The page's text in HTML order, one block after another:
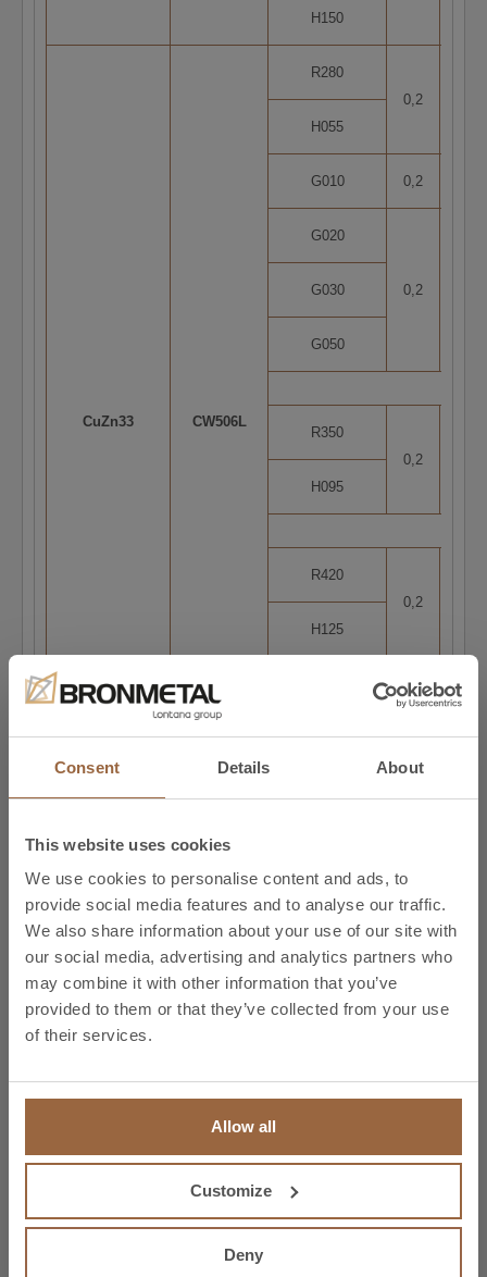
Consent Details About
This website uses cookies
We use cookies to personalise content and ads, to
provide social media features and to analyse our traffic.
We also share information about your use of our site with
our social media, advertising and analytics partners who
may combine it with other information that you’ve
provided to them or that they’ve collected from your use
of their services.
Allow all
Customize
Deny
H150
CuZn33 CW506L
R280
0,2
H055
G010 0,2
G020
0,2
G030
G050
R350
0,2
H095
R420
0,2
H125
CW508L
H055
G010 0,2
G020
G050